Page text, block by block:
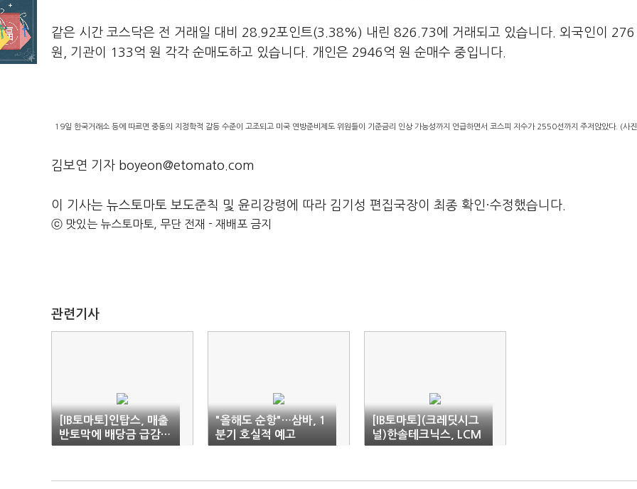
같은 시간 코스닥은 전 거래일 대비 28.92포인트(3.38%) 내린 826.73에 거래되고 있습니다. 외국인이
원, 기관이 133억 원 각각 순매도하고 있습니다. 개인은 2946억 원 순매수 중입니다.
19일 한국거래소 등에 따르면 중동의 지정학적 갈등 수준이 고조되고 미국 연방준비제도 위원들이 기준금리 인상 가능성까지 언급하면서 코스피 지수가 2550선까지 주저앉았다. (사
김보연 기자 boyeon@etomato.com
이 기사는 뉴스토마토 보도준칙 및 윤리강령에 따라 김기성 편집국장이 최종 확인·수정했습니다.
ⓒ 맛있는 뉴스토마토, 무단 전재 - 재배포 금지
관련기사
[IB토마토]인탑스, 매출
반토막에 배당금 급감…
신사업 승부수 통할까
"올해도 순항"…삼바, 1
분기 호실적 예고
[IB토마토](크레딧시그
널)한솔테크닉스, LCM
사업 중단 영향 '제한적'